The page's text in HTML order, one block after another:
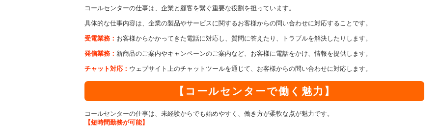
コールセンターの仕事は、企業と顧客を繋ぐ重要な役割を担っています。
具体的な仕事内容は、企業の製品やサービスに関するお客様からの問い合わせに対応することです。
受電業務： お客様からかかってきた電話に対応し、質問に答えたり、トラブルを解決したりします。
発信業務： 新商品のご案内やキャンペーンのご案内など、お客様に電話をかけ、情報を提供します。
チャット対応： ウェブサイト上のチャットツールを通じて、お客様からの問い合わせに対応します。
【コールセンターで働く魅力】
コールセンターの仕事は、未経験からでも始めやすく、働き方が柔軟な点が魅力です。
【短時間勤務が可能】